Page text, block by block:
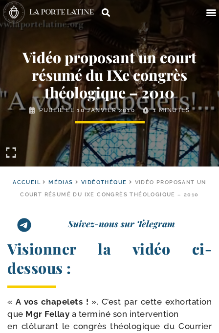
Vidéo proposant un court
résumé du IXe congrès
théologique – 2010
PUBLIÉ LE10 JANVIER 2010 1 MINUTES
ACCUEIL MÉDIAS VIDÉOTHÈQUE
VIDÉO PROPOSANT UN
COURT RÉSUMÉ DU IXE CONGRÈS THÉOLOGIQUE – 2010
Suivez-nous sur Telegram
Visionner la vidéo ci-
dessous :
« A vos cha­pe­lets ! ». C’est par cette exhor­ta­tion
que Mgr Fellay a ter­mi­né son inter­ven­tion
en clô­tu­rant le congrès théo­lo­gique du Courrier